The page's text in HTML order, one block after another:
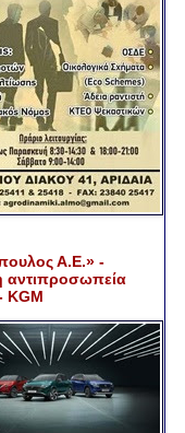
Α.Ε.» -
αντιπροσωπεία
KGM